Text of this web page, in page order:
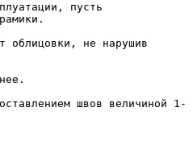
пусть
облицовки, не нарушив
швов величиной 1-